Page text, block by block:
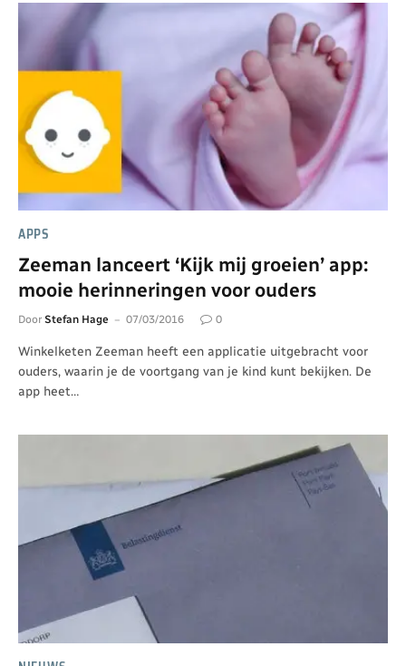
APPS
Zeeman lanceert ‘Kijk mij groeien’ app:
mooie herinneringen voor ouders
Door Stefan Hage 07/03/2016 0
Winkelketen Zeeman heeft een applicatie uitgebracht voor
ouders, waarin je de voortgang van je kind kunt bekijken. De
app heet…